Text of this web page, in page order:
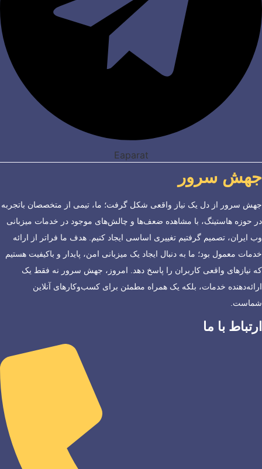
Eaparat
جهش سرور
جهش سرور از دل یک نیاز واقعی شکل گرفت؛ ما، تیمی از متخصصان باتجربه
در حوزه هاستینگ، با مشاهده ضعف‌ها و چالش‌های موجود در خدمات میزبانی
وب ایران، تصمیم گرفتیم تغییری اساسی ایجاد کنیم. هدف ما فراتر از ارائه
خدمات معمول بود؛ ما به دنبال ایجاد یک میزبانی امن، پایدار و باکیفیت هستیم
که نیازهای واقعی کاربران را پاسخ دهد. امروز، جهش سرور نه فقط یک
ارائه‌دهنده خدمات، بلکه یک همراه مطمئن برای کسب‌وکارهای آنلاین
شماست.
ارتباط با ما